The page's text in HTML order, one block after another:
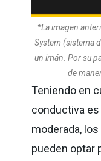
*La imagen
System (sistema
un imán. Por su
de
Teniendo en
conductiva
moderada,
pueden optar